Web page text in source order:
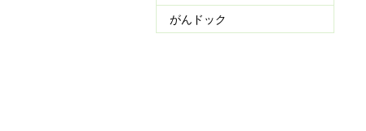
がんドック